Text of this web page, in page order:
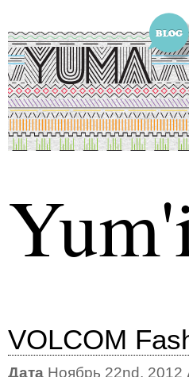
VOLCOM
Дата Ноябрь 22nd, 2012